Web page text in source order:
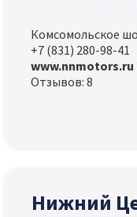
Комсомольское
+7 (831) 280-98-41
www.nnmotors.ru
Отзывов: 8
Нижний